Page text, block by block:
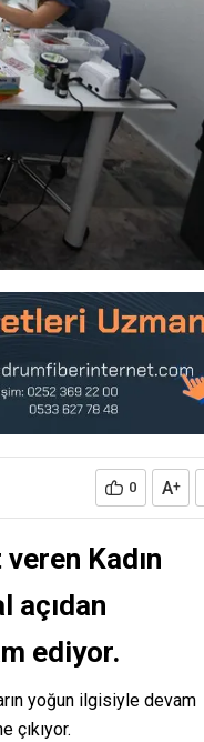
0 A+
Kadın
açıdan
ediyor.
yoğun ilgisiyle devam
çıkıyor.